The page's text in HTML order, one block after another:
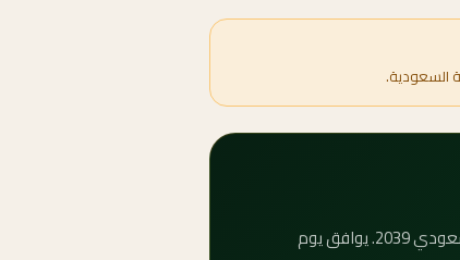
السعودية.
كم باقي على يوم التأسيس 2039؟ العداد التنازلي أعلاه يوضح بدقة عدد الأيام والساعات المتبقية على يوم التأسيس السعودي 2039. يوافق يوم